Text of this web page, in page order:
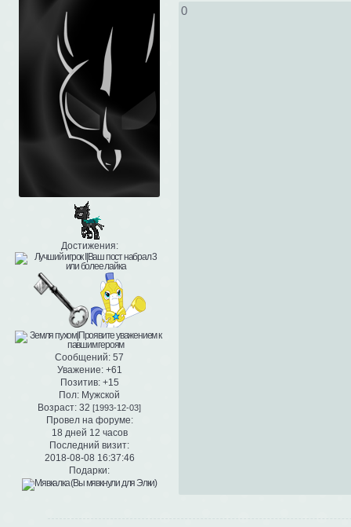
Достижения:
Сообщений: 57
Уважение: +61
Позитив: +15
Пол: Мужской
Возраст: 32 [1993-12-03]
Провел на форуме:
18 дней 12 часов
Последний визит:
2018-08-08 16:37:46
Подарки:
0